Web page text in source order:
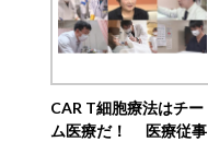
CAR T細胞療法はチー
ム医療だ！ 医療従事